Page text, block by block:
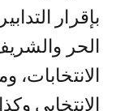
بإقرار
الحر
الانتخابي